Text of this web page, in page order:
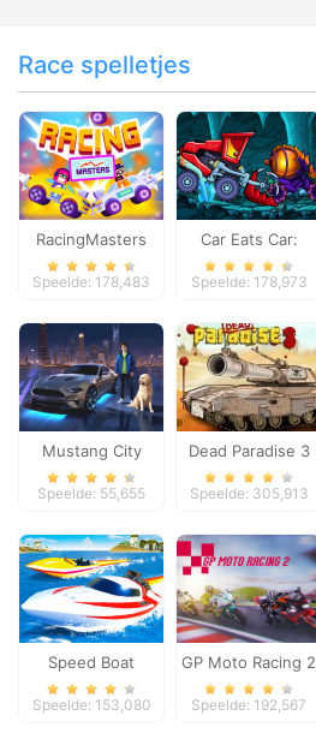
Race spelletjes
RacingMasters
Speelde: 178,483
Car Eats Car:
Dungeon
Speelde: 178,973
Mustang City
Driver
Speelde: 55,655
Dead Paradise 3
Speelde: 305,913
Speed Boat
Extreme Racing
Speelde: 153,080
GP Moto Racing 2
Speelde: 192,567